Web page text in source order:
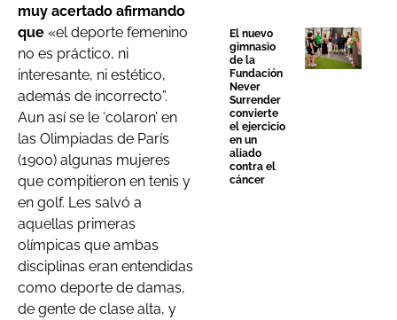
muy acertado afirmando
que «el deporte femenino
no es práctico, ni
interesante, ni estético,
además de incorrecto”.
Aun así se le ‘colaron’ en
las Olimpiadas de París
(1900) algunas mujeres
que compitieron en tenis y
en golf. Les salvó a
aquellas primeras
olímpicas que ambas
disciplinas eran entendidas
como deporte de damas,
de gente de clase alta, y
El nuevo
gimnasio
de la
Fundación
Never
Surrender
convierte
el ejercicio
en un
aliado
contra el
cáncer